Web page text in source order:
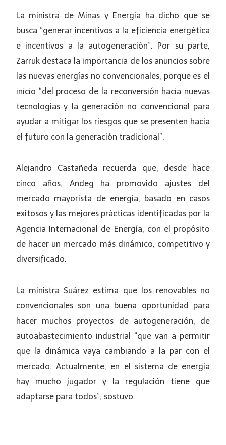
La ministra de Minas y Energía ha dicho que se
busca “generar incentivos a la eficiencia energética
e incentivos a la autogeneración”. Por su parte,
Zarruk destaca la importancia de los anuncios sobre
las nuevas energías no convencionales, porque es el
inicio “del proceso de la reconversión hacia nuevas
tecnologías y la generación no convencional para
ayudar a mitigar los riesgos que se presenten hacia
el futuro con la generación tradicional”.
Alejandro Castañeda recuerda que, desde hace
cinco años, Andeg ha promovido ajustes del
mercado mayorista de energía, basado en casos
exitosos y las mejores prácticas identificadas por la
Agencia Internacional de Energía, con el propósito
de hacer un mercado más dinámico, competitivo y
diversificado.
La ministra Suárez estima que los renovables no
convencionales son una buena oportunidad para
hacer muchos proyectos de autogeneración, de
autoabastecimiento industrial “que van a permitir
que la dinámica vaya cambiando a la par con el
mercado. Actualmente, en el sistema de energía
hay mucho jugador y la regulación tiene que
adaptarse para todos”, sostuvo.